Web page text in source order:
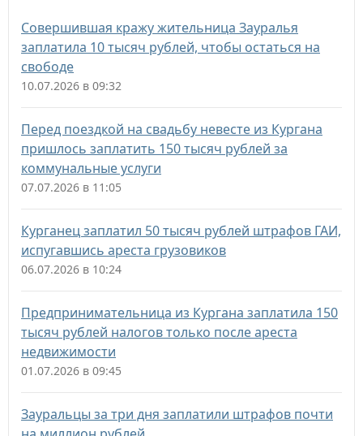
Совершившая кражу жительница Зауралья
заплатила 10 тысяч рублей, чтобы остаться на
свободе
10.07.2026 в 09:32
Перед поездкой на свадьбу невесте из Кургана
пришлось заплатить 150 тысяч рублей за
коммунальные услуги
07.07.2026 в 11:05
Курганец заплатил 50 тысяч рублей штрафов ГАИ,
испугавшись ареста грузовиков
06.07.2026 в 10:24
Предпринимательница из Кургана заплатила 150
тысяч рублей налогов только после ареста
недвижимости
01.07.2026 в 09:45
Зауральцы за три дня заплатили штрафов почти